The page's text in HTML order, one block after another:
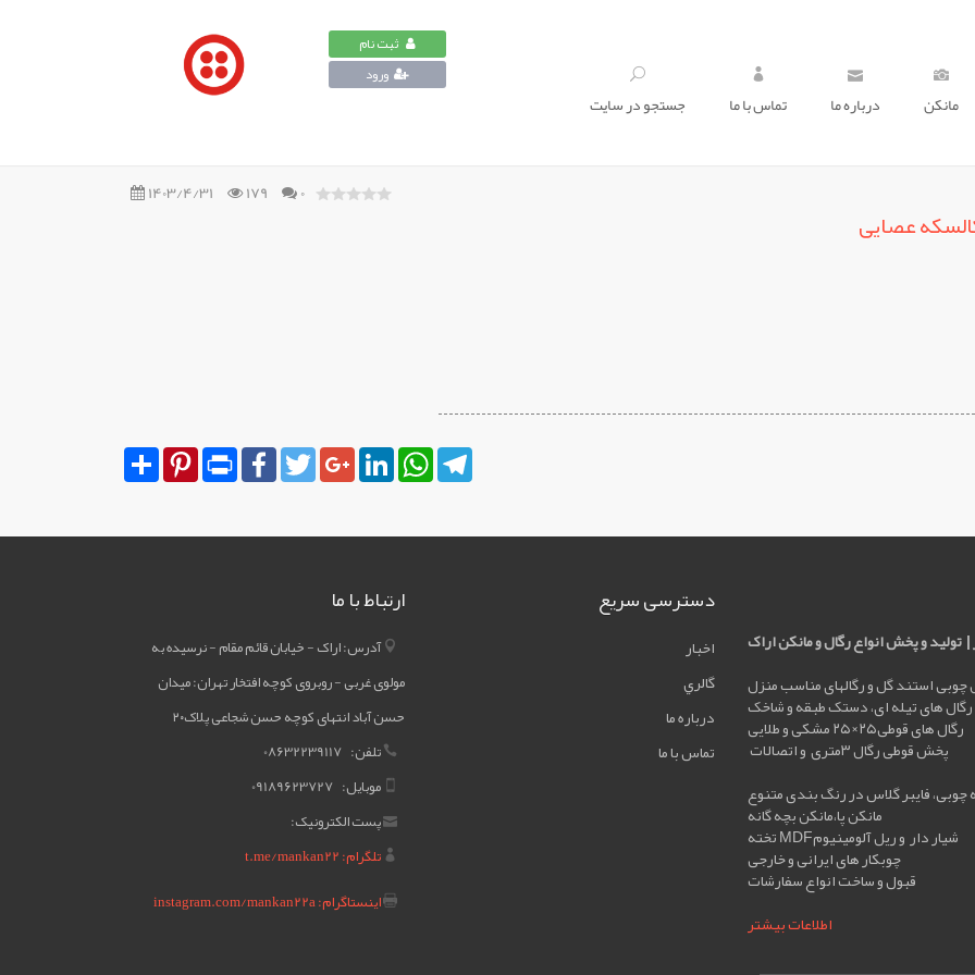
ثبت نام
ورود
مانکن درباره ما تماس با ما جستجو در سايت
1403/4/31 179 0
عصایی
SharePinterest
Print Facebook
TwitterGoogle+LinkedInWhatsApp
تولید و پخش انواع رگال و مانکن اراک
های تیله ای، دستک طبقه و شاخک
رگال های قوطی۲۵×۲۵ مشکی و طلایی
پخش قوطی رگال ۳متری و اتصالات
مانکن پا،مانکن بچه گانه
تخته MDFشیار دار و ریل آلومینیوم
چوبکار های ایرانی و خارجی
قبول و ساخت انواع سفارشات
اطلاعات بیشتر
دسترسی سریع
اخبار
گالري
درباره ما
تماس با ما
ارتباط با ما
آدرس: اراک - خیابان قائم مقام - نرسیده به
مولوی غربی - روبروی کوچه افتخار تهران: میدان
حسن آباد انتهای کوچه حسن شجاعی پلاک۲۰
تلفن: 08632239117
موبایل: 09189623727
پست الکترونیک:
تلگرام: t.me/mankan22
اینستاگرام: instagram.com/mankan22a